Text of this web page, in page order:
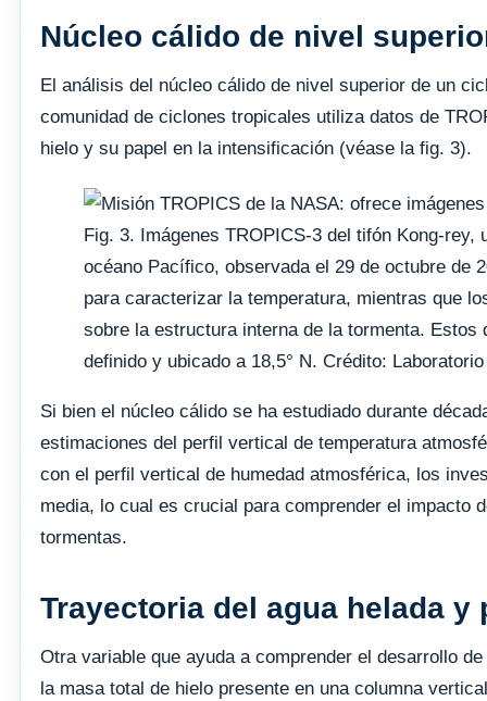
Núcleo cálido de nivel
El análisis del núcleo cálido de nivel superior de un
comunidad de ciclones tropicales utiliza datos de
hielo y su papel en la intensificación (véase la fig. 3).
Fig. 3. Imágenes TROPICS-3 del tifón Kong-
océano Pacífico, observada el 29 de octubre de
para caracterizar la temperatura, mientras que
sobre la estructura interna de la tormenta.
definido y ubicado a 18,5° N. Crédito:
Si bien el núcleo cálido se ha estudiado durante
estimaciones del perfil vertical de temperatura
con el perfil vertical de humedad atmosférica, los
media, lo cual es crucial para comprender el impacto
tormentas.
Trayectoria del agua helada y
Otra variable que ayuda a comprender el desarrollo
la masa total de hielo presente en una columna